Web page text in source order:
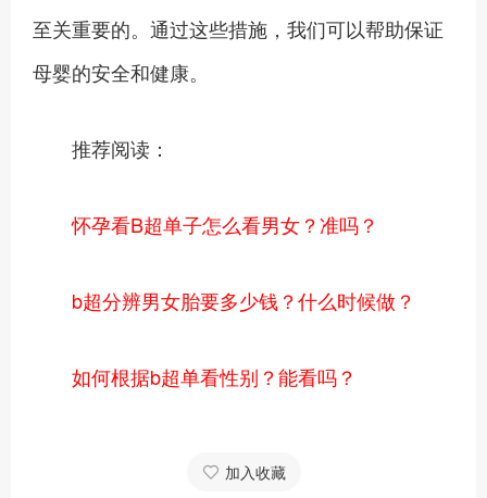
至关重要的。通过这些措施，我们可以帮助保证
母婴的安全和健康。
推荐阅读：
怀孕看B超单子怎么看男女？准吗？
b超分辨男女胎要多少钱？什么时候做？
如何根据b超单看性别？能看吗？
加入收藏